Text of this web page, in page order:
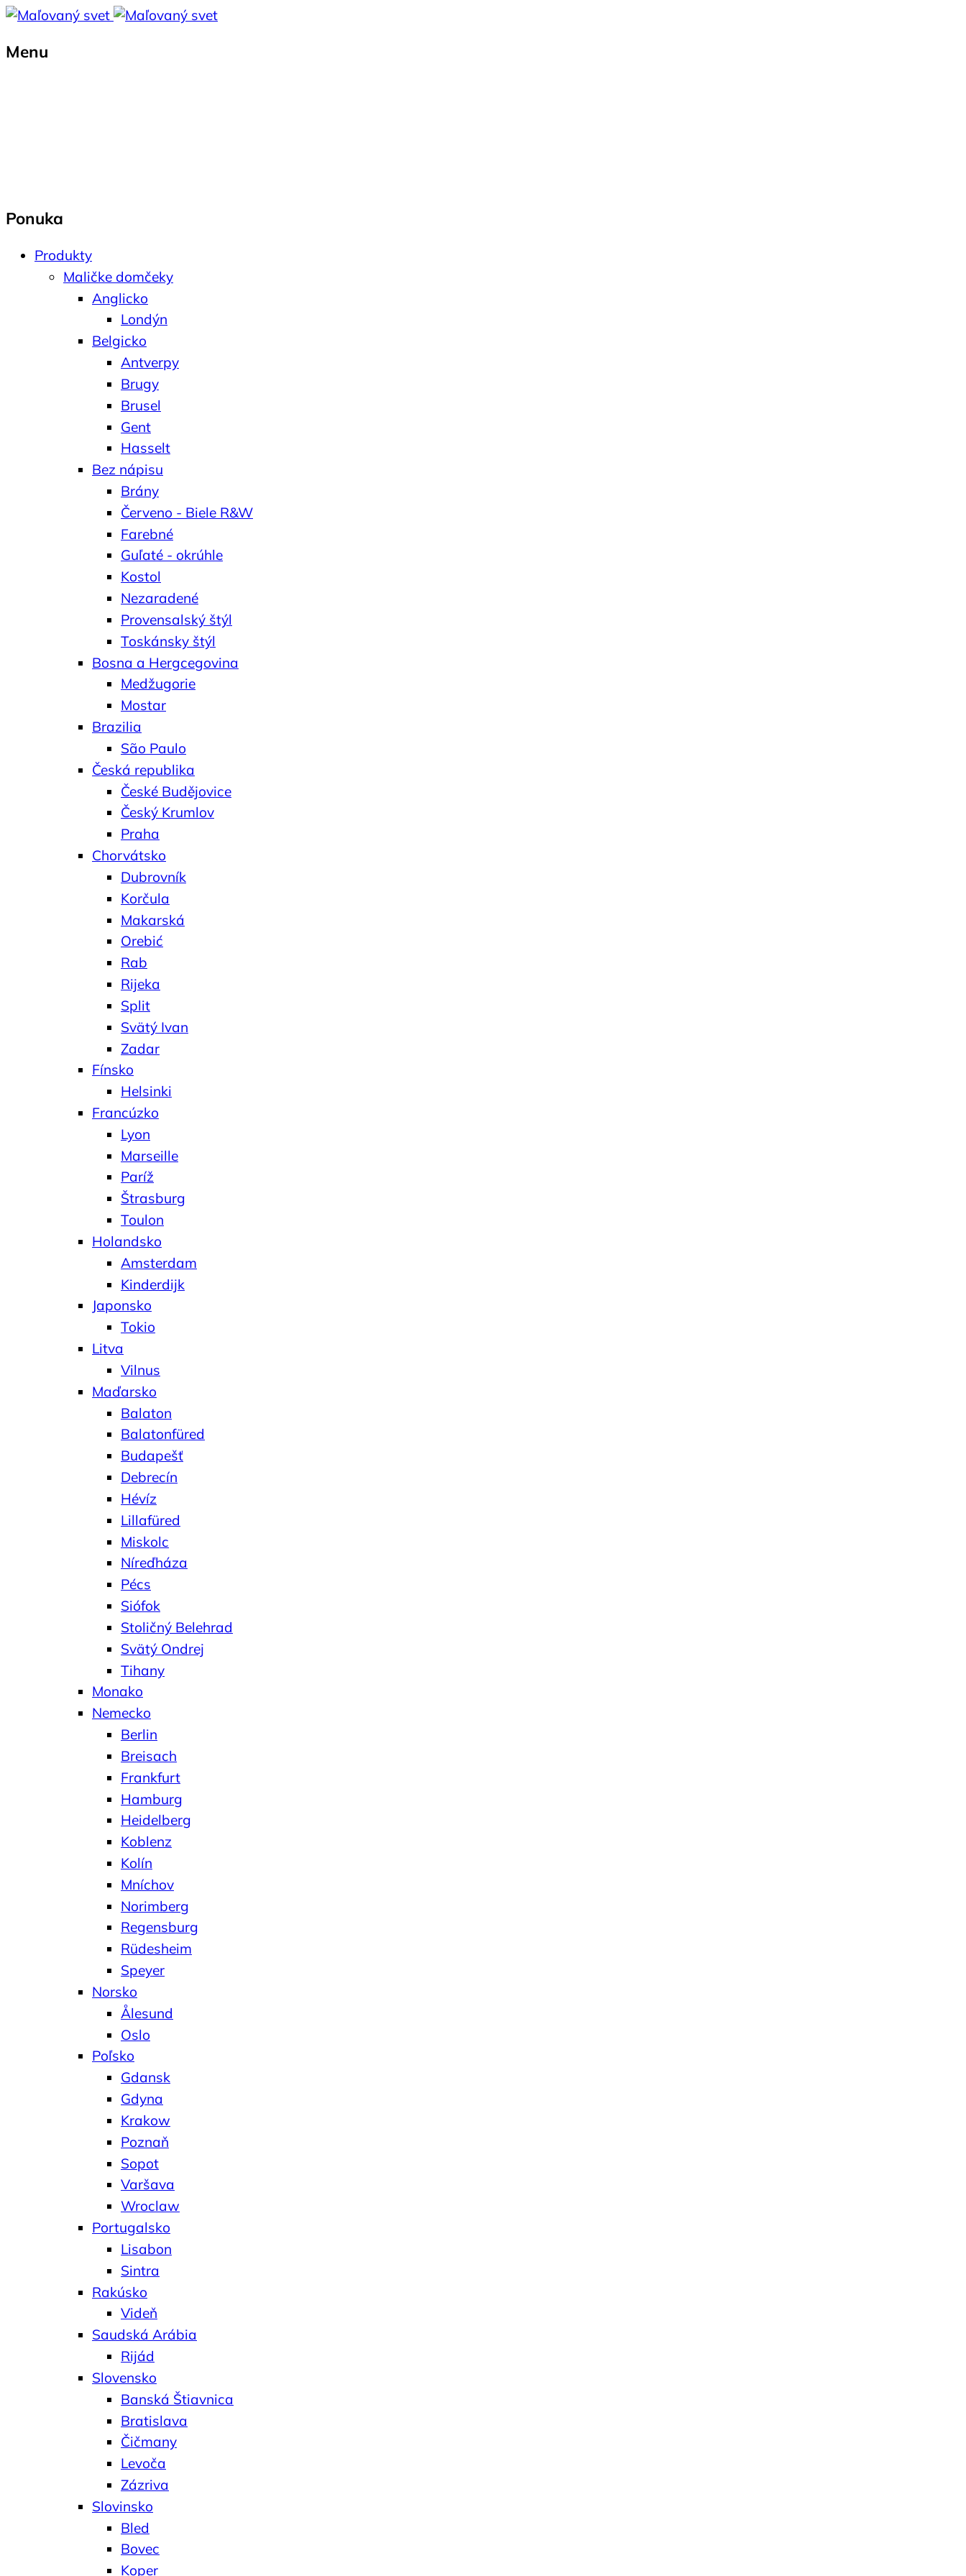
Menu
Ponuka
Produkty
Maličke domčeky
Anglicko
Londýn
Belgicko
Antverpy
Brugy
Brusel
Gent
Hasselt
Bez nápisu
Brány
Červeno - Biele R&W
Farebné
Guľaté - okrúhle
Kostol
Nezaradené
Provensalský štýl
Toskánsky štýl
Bosna a Hergcegovina
Medžugorie
Mostar
Brazilia
São Paulo
Česká republika
České Budějovice
Český Krumlov
Praha
Chorvátsko
Dubrovník
Korčula
Makarská
Orebić
Rab
Rijeka
Split
Svätý Ivan
Zadar
Fínsko
Helsinki
Francúzko
Lyon
Marseille
Paríž
Štrasburg
Toulon
Holandsko
Amsterdam
Kinderdijk
Japonsko
Tokio
Litva
Vilnus
Maďarsko
Balaton
Balatonfüred
Budapešť
Debrecín
Hévíz
Lillafüred
Miskolc
Níreďháza
Pécs
Siófok
Stoličný Belehrad
Svätý Ondrej
Tihany
Monako
Nemecko
Berlin
Breisach
Frankfurt
Hamburg
Heidelberg
Koblenz
Kolín
Mníchov
Norimberg
Regensburg
Rüdesheim
Speyer
Norsko
Ålesund
Oslo
Poľsko
Gdansk
Gdyna
Krakow
Poznaň
Sopot
Varšava
Wroclaw
Portugalsko
Lisabon
Sintra
Rakúsko
Videň
Saudská Arábia
Rijád
Slovensko
Banská Štiavnica
Bratislava
Čičmany
Levoča
Zázriva
Slovinsko
Bled
Bovec
Koper